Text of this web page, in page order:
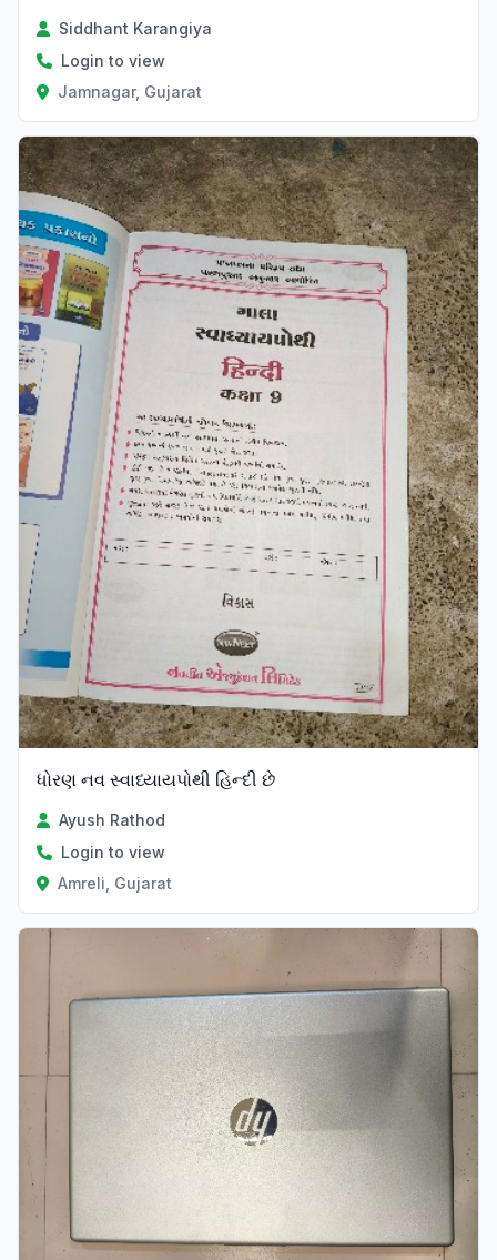
Siddhant Karangiya
Login to view
Jamnagar, Gujarat
ધોરણ નવ સ્વાધ્યાયપોથી હિન્દી છે
Ayush Rathod
Login to view
Amreli, Gujarat